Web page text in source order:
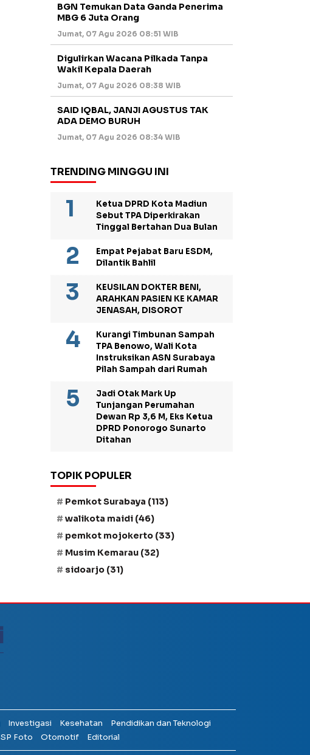
BGN Temukan Data Ganda Penerima
MBG 6 Juta Orang
Jumat, 07 Agu 2026 08:51 WIB
Digulirkan Wacana Pilkada Tanpa
Wakil Kepala Daerah
Jumat, 07 Agu 2026 08:38 WIB
SAID IQBAL, JANJI AGUSTUS TAK
ADA DEMO BURUH
Jumat, 07 Agu 2026 08:34 WIB
TRENDING MINGGU INI
Ketua DPRD Kota Madiun
Sebut TPA Diperkirakan
Tinggal Bertahan Dua Bulan
Empat Pejabat Baru ESDM,
Dilantik Bahlil
KEUSILAN DOKTER BENI,
ARAHKAN PASIEN KE KAMAR
JENASAH, DISOROT
Kurangi Timbunan Sampah
TPA Benowo, Wali Kota
Instruksikan ASN Surabaya
Pilah Sampah dari Rumah
Jadi Otak Mark Up
Tunjangan Perumahan
Dewan Rp 3,6 M, Eks Ketua
DPRD Ponorogo Sunarto
Ditahan
TOPIK POPULER
Pemkot Surabaya (113)
walikota maidi (46)
pemkot mojokerto (33)
Musim Kemarau (32)
sidoarjo (31)
Investigasi Kesehatan
Pendidikan dan Teknologi
SP Foto Otomotif Editorial